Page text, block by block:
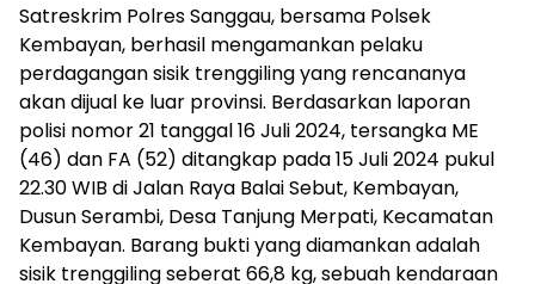
Satreskrim Polres Sanggau, bersama Polsek
Kembayan, berhasil mengamankan pelaku
perdagangan sisik trenggiling yang rencananya
akan dijual ke luar provinsi. Berdasarkan laporan
polisi nomor 21 tanggal 16 Juli 2024, tersangka ME
(46) dan FA (52) ditangkap pada 15 Juli 2024 pukul
22.30 WIB di Jalan Raya Balai Sebut, Kembayan,
Dusun Serambi, Desa Tanjung Merpati, Kecamatan
Kembayan. Barang bukti yang diamankan adalah
sisik trenggiling seberat 66,8 kg, sebuah kendaraan